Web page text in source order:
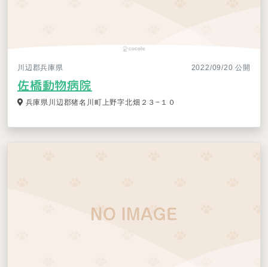
川辺郡兵庫県 2022/09/20 公開
佐橋動物病院
兵庫県川辺郡猪名川町上野字北畑２３−１０